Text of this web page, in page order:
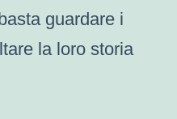
guardare i
la loro storia